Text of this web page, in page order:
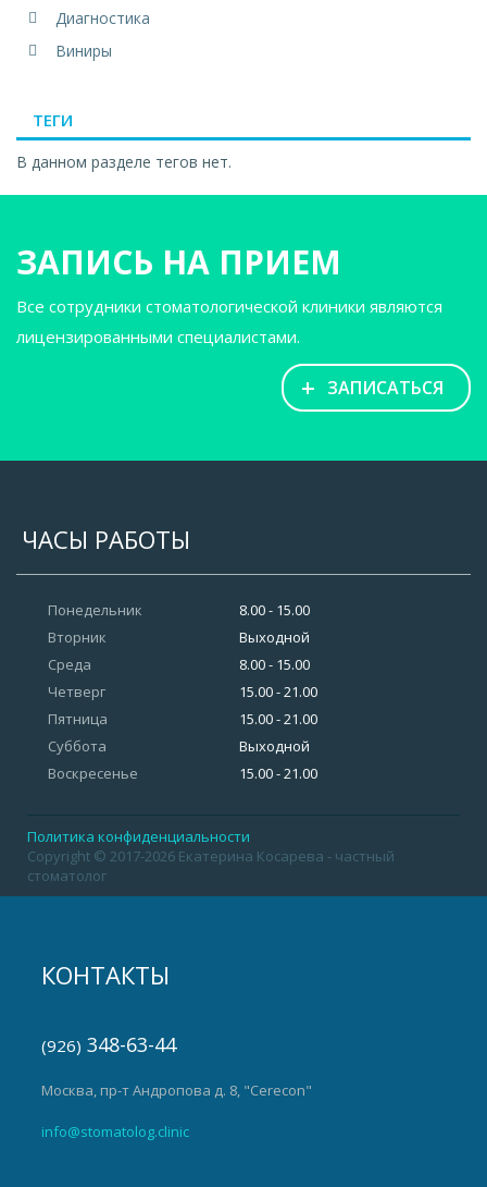
Диагностика
Виниры
ТЕГИ
В данном разделе тегов нет.
ЗАПИСЬ НА ПРИЕМ
Все сотрудники стоматологической клиники являются
лицензированными специалистами.
+ ЗАПИСАТЬСЯ
ЧАСЫ РАБОТЫ
Понедельник
Вторник
Среда
Четверг
Пятница
Суббота
Воскресенье
8.00 - 15.00
Выходной
8.00 - 15.00
15.00 - 21.00
15.00 - 21.00
Выходной
15.00 - 21.00
Политика конфиденциальности
Copyright © 2017-2026 Екатерина Косарева - частный
стоматолог
КОНТАКТЫ
(926) 348-63-44
Москва, пр-т Андропова д. 8, "Cerecon"
info@stomatolog.clinic